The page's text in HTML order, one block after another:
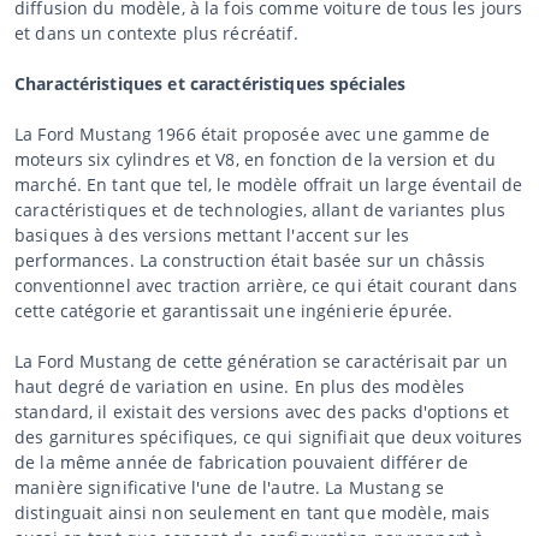
diffusion du modèle, à la fois comme voiture de tous les jours
et dans un contexte plus récréatif.
Charactéristiques et caractéristiques spéciales
La Ford Mustang 1966 était proposée avec une gamme de
moteurs six cylindres et V8, en fonction de la version et du
marché. En tant que tel, le modèle offrait un large éventail de
caractéristiques et de technologies, allant de variantes plus
basiques à des versions mettant l'accent sur les
performances. La construction était basée sur un châssis
conventionnel avec traction arrière, ce qui était courant dans
cette catégorie et garantissait une ingénierie épurée.
La Ford Mustang de cette génération se caractérisait par un
haut degré de variation en usine. En plus des modèles
standard, il existait des versions avec des packs d'options et
des garnitures spécifiques, ce qui signifiait que deux voitures
de la même année de fabrication pouvaient différer de
manière significative l'une de l'autre. La Mustang se
distinguait ainsi non seulement en tant que modèle, mais